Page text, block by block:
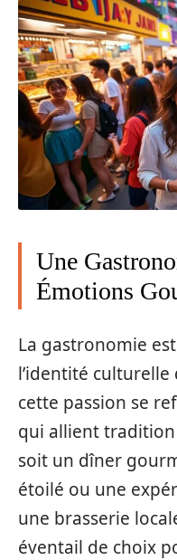
Une
Émotions
La gastronomie
l’identité culturelle
cette passion se
qui allient
soit un dîner
étoilé ou une
une brasserie
éventail de choix